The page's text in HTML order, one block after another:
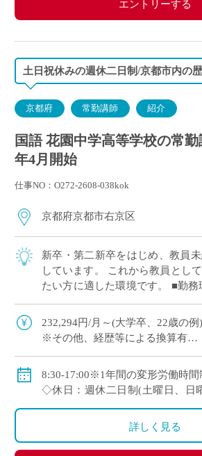
エントリーする
土日祝休みの週休二日制/京都市内の
京都府 常勤講師 紹介
国語 花園中学高等学校の常勤
年4月開始
仕事NO：O272-2608-038kok
京都府京都市右京区
新卒・第二新卒をはじめ、教員
しています。 これから教員とし
たい方に適した環境です。 ■勤務
保しやすい勤務体制 ■教育の特徴
232,294円/月～(大学卒、22歳の例)
※その他、経歴等による換算有
◇賞与：有
◇保険：私学共済、雇用保険、労
8:30-17:00※1年間の変形労働時間
◇休日：週休二日制(土曜日、日
詳しく見る